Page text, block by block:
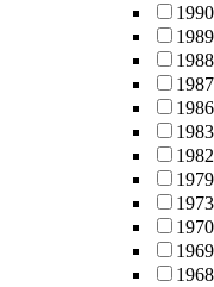
1990
1989
1988
1987
1986
1983
1982
1979
1973
1970
1969
1968